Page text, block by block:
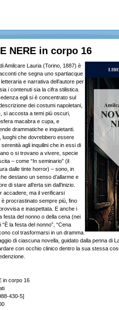
NERE in corpo 16
Amilcare Lauria (Torino, 1887) è
che segna uno spartiacque
e narrativa dell’autore per
i contenuti sia la cifra stilistica.
egli si è concentrato sul
dei costumi napoletani,
si accosta a temi più oscuri,
macabra e cupa, e
drammatiche e inquietanti.
luoghi che dovrebbero essere
agli inquilini che in essi di
o si trovano a vivere, specie
– come “In seminario” (il
dalle tinte horror) – sono, in
destano un senso d’allarme e
di stare all’erta sin dall’inizio.
accadere, ma il verificarsi
è procrastinato sempre più, fino
e inaspettata. E anche i
festa del nonno o della cena (nei
la festa del nonno”, “Cena
col trasformarsi in un dramma.
di ciascuna novella, guidato dalla penna di
con occhio clinico dentro la sua stessa
in corpo 16
430-5]